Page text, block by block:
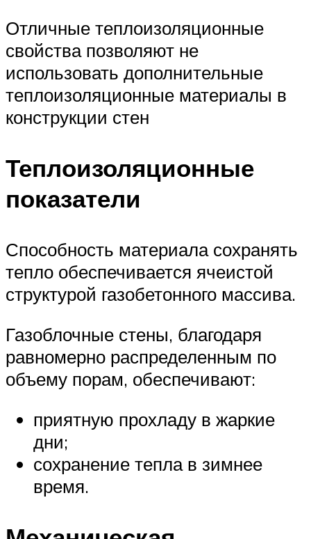
Отличные теплоизоляционные
свойства позволяют не
использовать дополнительные
теплоизоляционные материалы в
конструкции стен
Теплоизоляционные
показатели
Способность материала сохранять
тепло обеспечивается ячеистой
структурой газобетонного массива.
Газоблочные стены, благодаря
равномерно распределенным по
объему порам, обеспечивают:
приятную прохладу в жаркие
дни;
сохранение тепла в зимнее
время.